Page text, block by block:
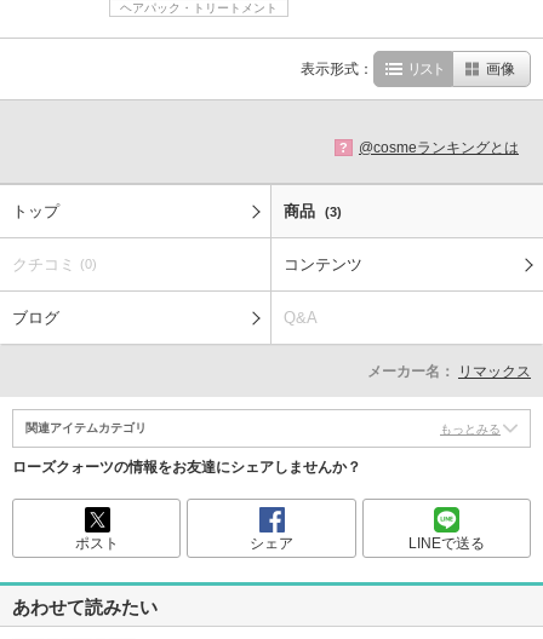
ヘアパック・トリートメント
表示形式： リスト 画像
? @cosmeランキングとは
トップ 商品 (3)
クチコミ (0) コンテンツ
ブログ Q&A
メーカー名： リマックス
関連アイテムカテゴリ もっとみる
ローズクォーツの情報をお友達にシェアしませんか？
ポスト シェア LINEで送る
あわせて読みたい